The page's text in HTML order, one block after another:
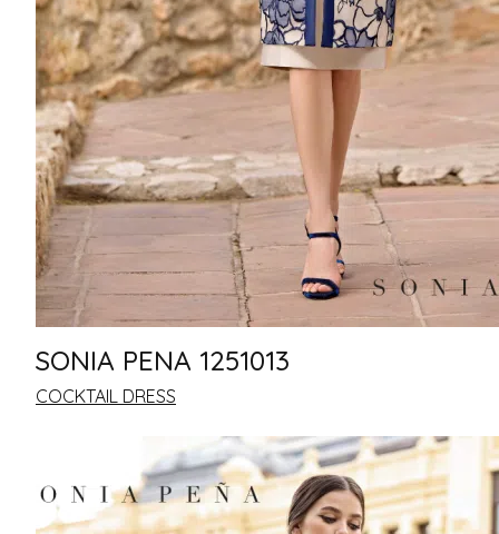
AIRE ATELIER
PRONOVIAS PRIVEE
TONY WARD
PRONOVIAS
NICOLE
ATELIER PRONOVIAS
NICOLE COUTURE
COLET
ALMA NOVIA
SAN PATRICK
MARTHA BLANC
1100€ À 1600€
SONIA PENA 1251013
COCKTAIL DRESS